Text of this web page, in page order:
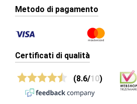
Metodo di pagamento
Certificati di qualità
(8.6/10)